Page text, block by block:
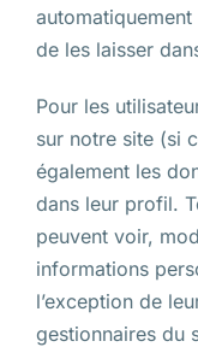
de les laisser
Pour les
sur notre site (si
également les
dans leur profil.
peuvent voir,
informations
l’exception de
gestionnaires du